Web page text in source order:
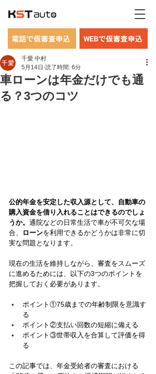
WEBで仮審査申込
電話で仮審査申込
車ローンは年金だけでも通
る？3つのコツ
千愛 中村
5月14日 読了時間: 6分
公的年金を安定した収入源として、自動車の
購入資金を借り入れることはできるのでしょ
うか。 通院などの日常生活で車が不可欠な場
合、
ローンを利用できるかどうかは非常に切
実な問題となります。
現在の生活を維持しながら、審査をスムーズ
に進めるためには、以下の3つのポイントを
把握しておく必要があります。
ポイント①75歳までの年齢制限を意識す
る
ポイント②支払い回数の短縮に備える
ポイント③世帯収入を合算して評価を得
る
この記事では、年金受給者の審査における